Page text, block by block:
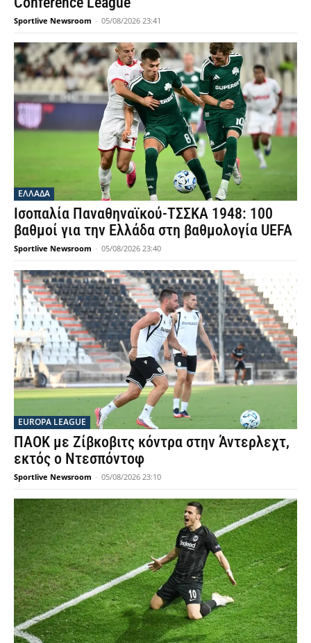
Sportlive Newsroom - 05/08/2026 23:41
ΕΛΛΑΔΑ
Ισοπαλία Παναθηναϊκού-ΤΣΣΚΑ 1948: 100
βαθμοί για την Ελλάδα στη βαθμολογία UEFA
Sportlive Newsroom - 05/08/2026 23:40
EUROPA LEAGUE
ΠΑΟΚ με Ζίβκοβιτς κόντρα στην Άντερλεχτ,
εκτός ο Ντεσπόντοφ
Sportlive Newsroom - 05/08/2026 23:10